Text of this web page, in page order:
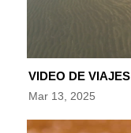
VIDEO DE VIAJES
Mar 13, 2025